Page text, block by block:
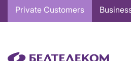
Основная
навигация
Private Customers